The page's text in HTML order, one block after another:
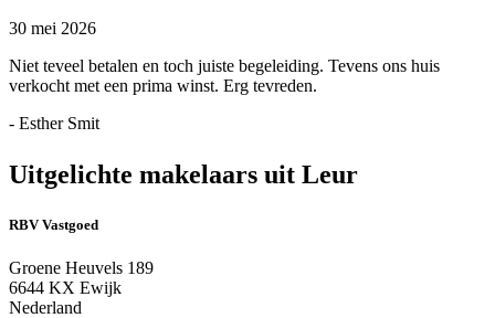
30 mei 2026
Niet teveel betalen en toch juiste begeleiding. Tevens ons huis
verkocht met een prima winst. Erg tevreden.
- Esther Smit
Uitgelichte makelaars uit Leur
RBV Vastgoed
Groene Heuvels 189
6644 KX Ewijk
Nederland